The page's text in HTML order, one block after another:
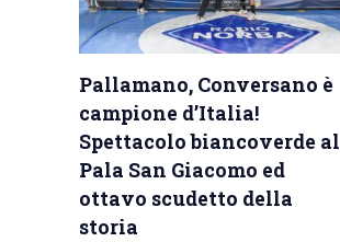
Pallamano, Conversano è
campione d’Italia!
Spettacolo biancoverde al
Pala San Giacomo ed
ottavo scudetto della
storia